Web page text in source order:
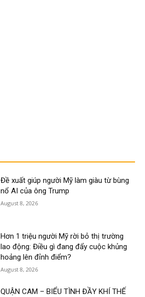
Đề xuất giúp người Mỹ làm giàu từ bùng
nổ AI của ông Trump
August 8, 2026
Hơn 1 triệu người Mỹ rời bỏ thị trường
lao động: Điều gì đang đẩy cuộc khủng
hoảng lên đỉnh điểm?
August 8, 2026
QUẬN CAM – BIỂU TÌNH ĐẦY KHÍ THẾ